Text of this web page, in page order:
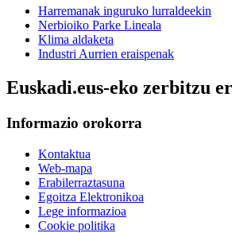
Harremanak inguruko lurraldeekin
Nerbioiko Parke Lineala
Klima aldaketa
Industri Aurrien eraispenak
Euskadi.eus-eko zerbitzu
Informazio orokorra
Kontaktua
Web-mapa
Erabilerraztasuna
Egoitza Elektronikoa
Lege informazioa
Cookie politika